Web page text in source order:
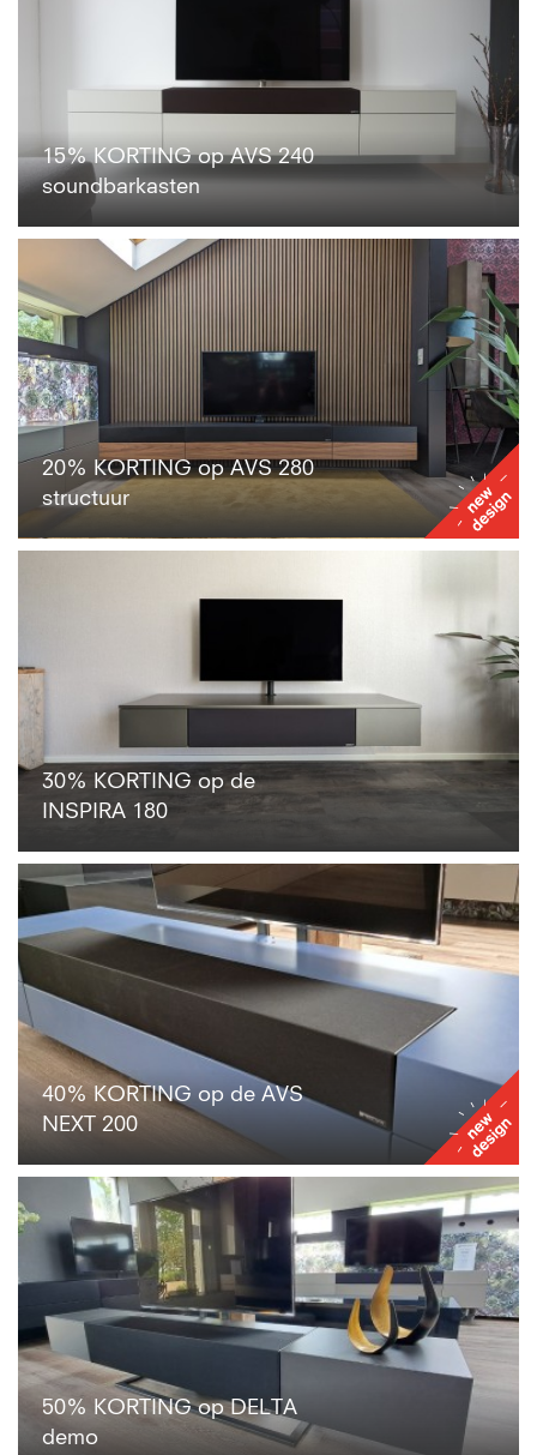
15% KORTING op AVS 240
soundbarkasten
20% KORTING op AVS 280
structuur
30% KORTING op de
INSPIRA 180
40% KORTING op de AVS
NEXT 200
50% KORTING op DELTA
demo